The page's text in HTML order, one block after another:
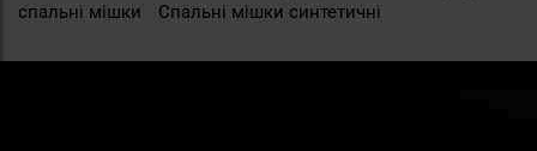
спальні мішки
Спальні мішки синтетичні